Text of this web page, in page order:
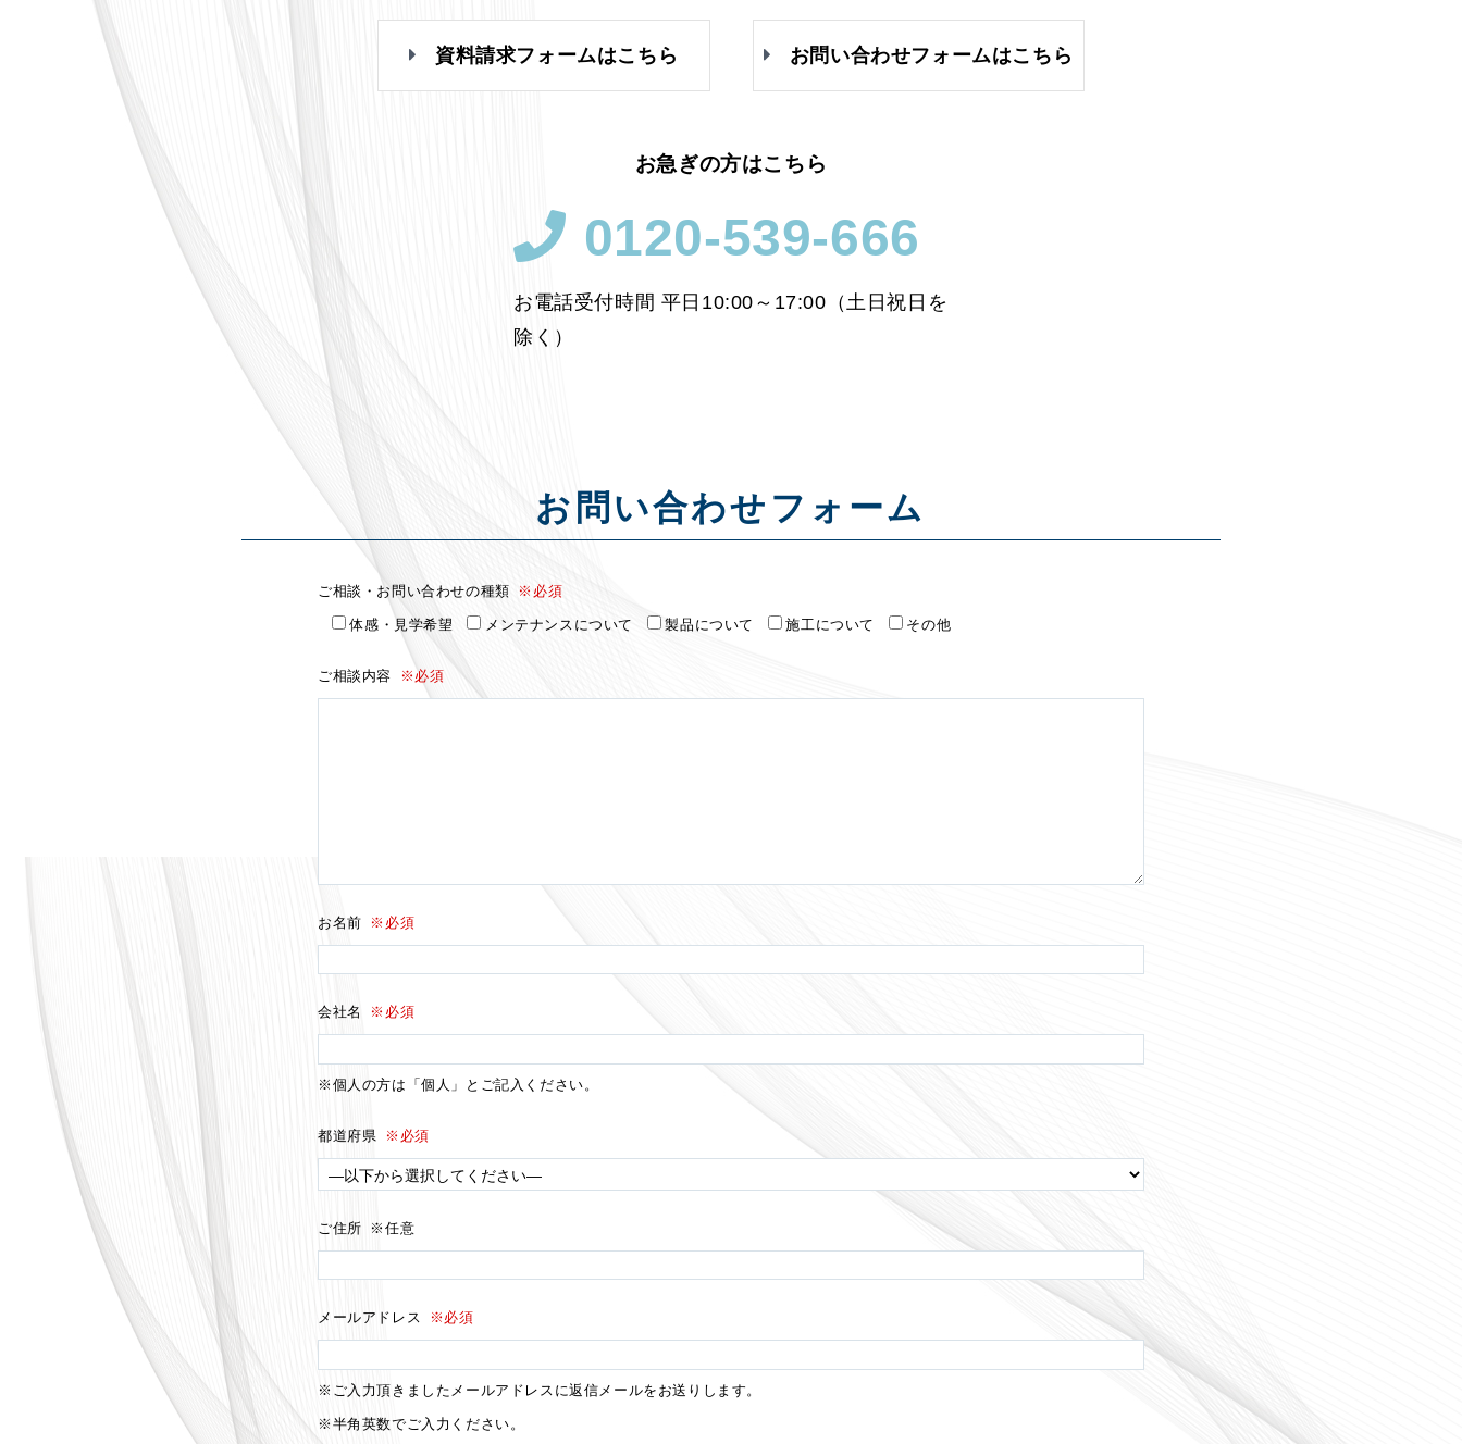
資料請求フォームはこちら お問い合わせフォームはこちら
お急ぎの方はこちら
0120-539-666
お電話受付時間 平日10:00～17:00（土日祝日を
除く）
お問い合わせフォーム
ご相談・お問い合わせの種類 ※必須
体感・見学希望 メンテナンスについて 製品について 施工について その他
ご相談内容 ※必須
お名前 ※必須
会社名 ※必須
※個人の方は「個人」とご記入ください。
都道府県 ※必須
ご住所 ※任意
メールアドレス ※必須
※ご入力頂きましたメールアドレスに返信メールをお送りします。
※半角英数でご入力ください。